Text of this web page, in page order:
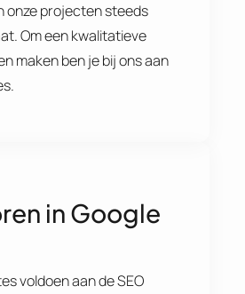
onze projecten steeds
Om een kwalitatieve
maken ben je bij ons aan
in Google
voldoen aan de SEO